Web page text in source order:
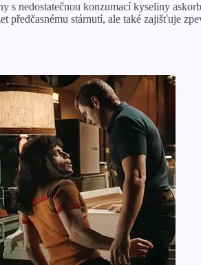
s nedostatečnou konzumací kyseliny
předčasnému stárnutí, ale také zajišťuje